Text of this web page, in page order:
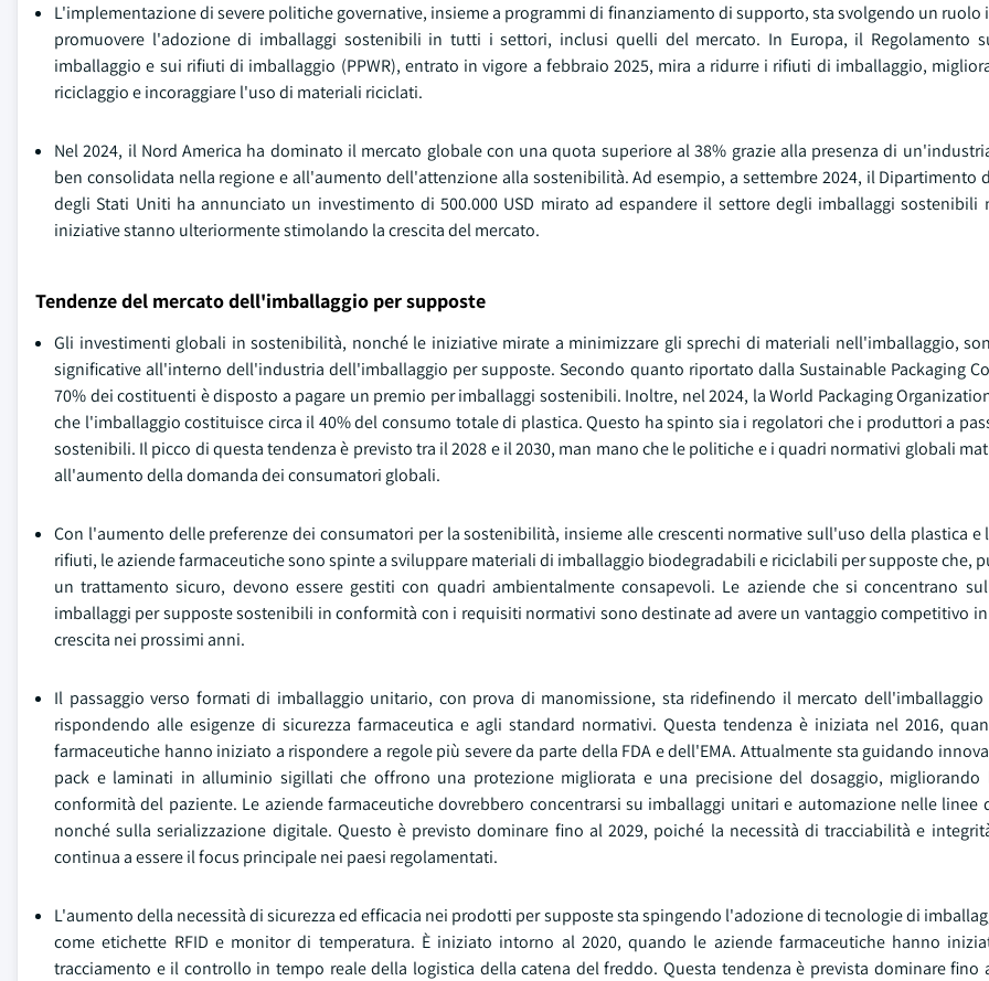
L'implementazione di severe politiche governative, insieme a programmi di finanziamento di supporto, sta svolgendo un
promuovere l'adozione di imballaggi sostenibili in tutti i settori, inclusi quelli del mercato. In Europa, il Regolamento
imballaggio e sui rifiuti di imballaggio (PPWR), entrato in vigore a febbraio 2025, mira a ridurre i rifiuti di imballaggio,
riciclaggio e incoraggiare l'uso di materiali riciclati.
Nel 2024, il Nord America ha dominato il mercato globale con una quota superiore al 38% grazie alla presenza di
ben consolidata nella regione e all'aumento dell'attenzione alla sostenibilità. Ad esempio, a settembre 2024, il Dipartimento
degli Stati Uniti ha annunciato un investimento di 500.000 USD mirato ad espandere il settore degli imballaggi sostenibili
iniziative stanno ulteriormente stimolando la crescita del mercato.
Tendenze del mercato dell'imballaggio per supposte
Gli investimenti globali in sostenibilità, nonché le iniziative mirate a minimizzare gli sprechi di materiali nell'imballaggio,
significative all'interno dell'industria dell'imballaggio per supposte. Secondo quanto riportato dalla Sustainable Packaging
70% dei costituenti è disposto a pagare un premio per imballaggi sostenibili. Inoltre, nel 2024, la World Packaging
che l'imballaggio costituisce circa il 40% del consumo totale di plastica. Questo ha spinto sia i regolatori che i produttori a
sostenibili. Il picco di questa tendenza è previsto tra il 2028 e il 2030, man mano che le politiche e i quadri normativi globali
all'aumento della domanda dei consumatori globali.
Con l'aumento delle preferenze dei consumatori per la sostenibilità, insieme alle crescenti normative sull'uso della plastica e
rifiuti, le aziende farmaceutiche sono spinte a sviluppare materiali di imballaggio biodegradabili e riciclabili per supposte che,
un trattamento sicuro, devono essere gestiti con quadri ambientalmente consapevoli. Le aziende che si concentrano
imballaggi per supposte sostenibili in conformità con i requisiti normativi sono destinate ad avere un vantaggio competitivo
crescita nei prossimi anni.
Il passaggio verso formati di imballaggio unitario, con prova di manomissione, sta ridefinendo il mercato dell'imballaggio
rispondendo alle esigenze di sicurezza farmaceutica e agli standard normativi. Questa tendenza è iniziata nel 2016,
farmaceutiche hanno iniziato a rispondere a regole più severe da parte della FDA e dell'EMA. Attualmente sta guidando
pack e laminati in alluminio sigillati che offrono una protezione migliorata e una precisione del dosaggio, migliorando
conformità del paziente. Le aziende farmaceutiche dovrebbero concentrarsi su imballaggi unitari e automazione nelle linee
nonché sulla serializzazione digitale. Questo è previsto dominare fino al 2029, poiché la necessità di tracciabilità e
continua a essere il focus principale nei paesi regolamentati.
L'aumento della necessità di sicurezza ed efficacia nei prodotti per supposte sta spingendo l'adozione di tecnologie di
come etichette RFID e monitor di temperatura. È iniziato intorno al 2020, quando le aziende farmaceutiche hanno
tracciamento e il controllo in tempo reale della logistica della catena del freddo. Questa tendenza è prevista dominare fino